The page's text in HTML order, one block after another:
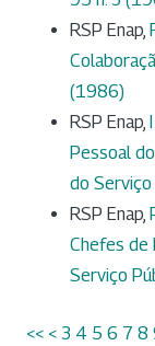
RSP Enap,
(1986)
RSP Enap,
Pessoal
do
RSP Enap,
Chefes de
Serviço
<< < 3 4 5 6 7 8